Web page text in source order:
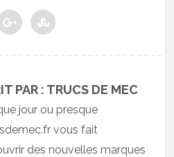
PAR : TRUCS DE MEC
jour ou presque
vous fait
des nouvelles marques